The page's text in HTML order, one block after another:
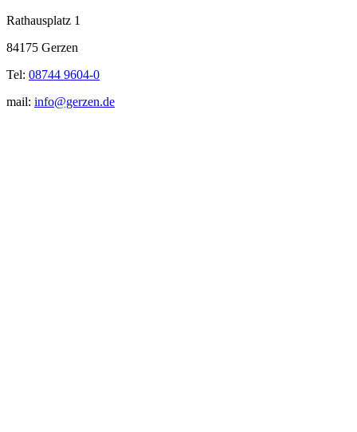
Rathausplatz 1
84175 Gerzen
Tel: 08744 9604-0
mail: info@gerzen.de